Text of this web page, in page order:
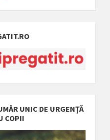
UNIC DE URGENȚĂ
COPII